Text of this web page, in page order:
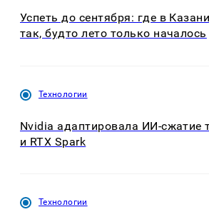
Успеть до сентября: где в
так, будто лето только началось
Технологии
Nvidia адаптировала ИИ-сжатие
и RTX Spark
Технологии